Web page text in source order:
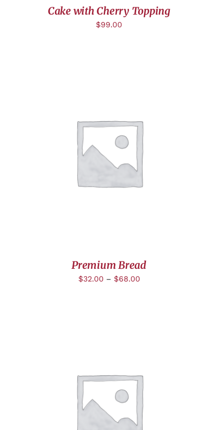
Cake with Cherry Topping
$99.00
CHOIX DES OPTIONS
Premium Bread
$32.00 – $68.00
DÉTAILS